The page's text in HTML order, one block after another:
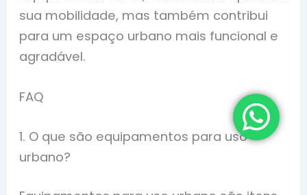
sua mobilidade, mas também contribui
para um espaço urbano mais funcional e
agradável.
FAQ
1. O que são equipamentos para uso
urbano?